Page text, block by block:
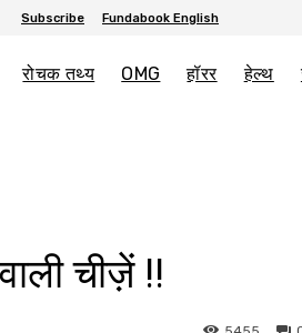
Subscribe Fundabook English
रोचक तथ्य OMG हॉरर हेल्थ
चीज़ें !!